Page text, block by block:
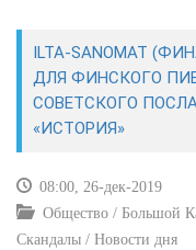
ЭКОНОМИКА
КУЛЬТУРА
СПОРТ
ВОЕННЫЕ
ILTA-SANOMAT
ДЛЯ ФИНСКОГО
СОВЕТСКОГО
«ИСТОРИЯ»
08:00, 26-дек-2019
Общество / Большой
Скандалы / Новости дня